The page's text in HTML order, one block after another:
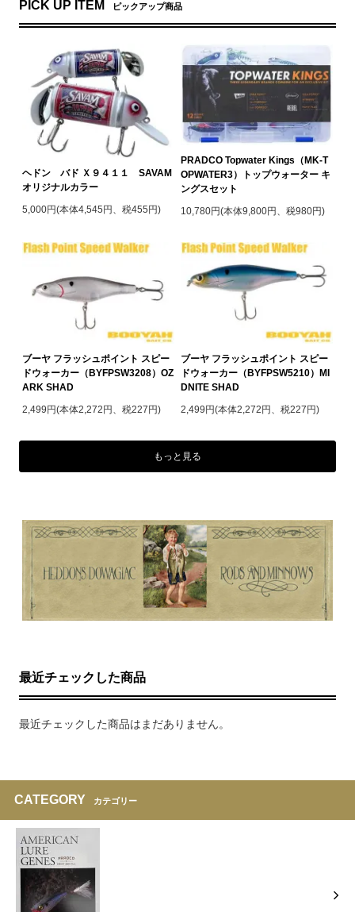
PICK UP ITEM ピックアップ商品
ヘドン バド Ｘ９４１１ SAVAM
オリジナルカラー
5,000円(本体4,545円、税455円)
PRADCO Topwater Kings（MK-T
OPWATER3）トップウォーター キ
ングスセット
10,780円(本体9,800円、税980円)
ブーヤ フラッシュポイント スピー
ドウォーカー（BYFPSW3208）OZ
ARK SHAD
2,499円(本体2,272円、税227円)
ブーヤ フラッシュポイント スピー
ドウォーカー（BYFPSW5210）MI
DNITE SHAD
2,499円(本体2,272円、税227円)
もっと見る
最近チェックした商品
最近チェックした商品はまだありません。
CATEGORY カテゴリー